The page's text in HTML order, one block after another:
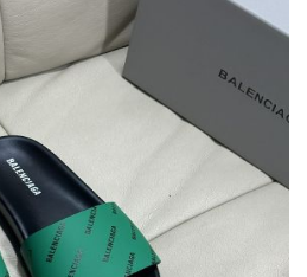
間中のご注文でお得な割引をご利用いただ
ーパーコピー バッグ最新モデルが登場。